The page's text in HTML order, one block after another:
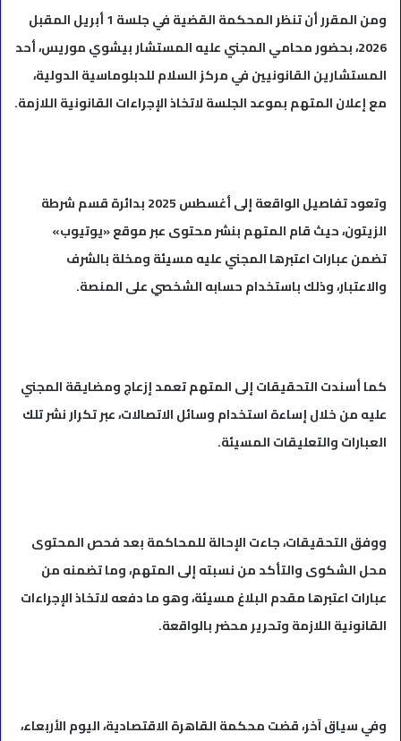
ومن المقرر أن تنظر المحكمة القضية في جلسة 1 أبريل المقبل
2026، بحضور محامي المجني عليه المستشار بيشوي موريس، أحد
المستشارين القانونيين في مركز السلام للدبلوماسية الدولية،
مع إعلان المتهم بموعد الجلسة لاتخاذ الإجراءات القانونية اللازمة.
وتعود تفاصيل الواقعة إلى أغسطس 2025 بدائرة قسم شرطة
الزيتون، حيث قام المتهم بنشر محتوى عبر موقع «يوتيوب»
تضمن عبارات اعتبرها المجني عليه مسيئة ومخلة بالشرف
والاعتبار، وذلك باستخدام حسابه الشخصي على المنصة.
كما أسندت التحقيقات إلى المتهم تعمد إزعاج ومضايقة المجني
عليه من خلال إساءة استخدام وسائل الاتصالات، عبر تكرار نشر تلك
العبارات والتعليقات المسيئة.
ووفق التحقيقات، جاءت الإحالة للمحاكمة بعد فحص المحتوى
محل الشكوى والتأكد من نسبته إلى المتهم، وما تضمنه من
عبارات اعتبرها مقدم البلاغ مسيئة، وهو ما دفعه لاتخاذ الإجراءات
القانونية اللازمة وتحرير محضر بالواقعة.
وفي سياق آخر، قضت محكمة القاهرة الاقتصادية، اليوم الأربعاء،